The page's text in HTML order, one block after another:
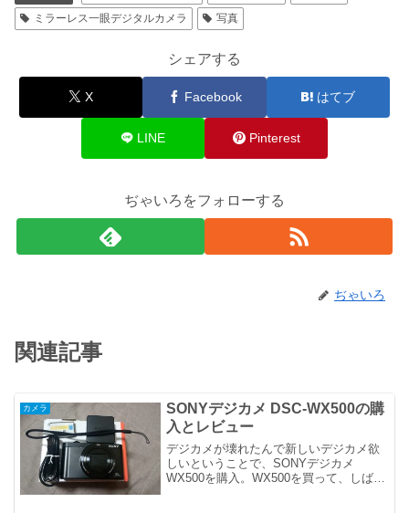
ミラーレス一眼デジタルカメラ
写真
シェアする
X Facebook はてブ
LINE Pinterest
ぢゃいろをフォローする
ぢゃいろ
関連記事
カメラ
SONYデジカメ DSC-WX500の購
入とレビュー
デジカメが壊れたんで新しいデジカメ欲
しいということで、SONYデジカメ
WX500を購入。WX500を買って、しばら